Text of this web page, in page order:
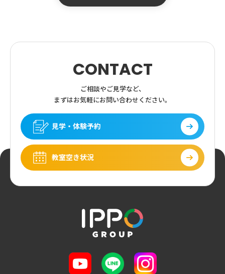
CONTACT
ご相談やご見学など、
まずはお気軽にお問い合わせください。
見学・体験予約
教室空き状況